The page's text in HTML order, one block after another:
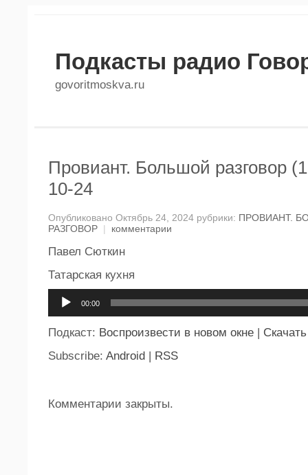
Подкасты радио
govoritmoskva.ru
Провиант. Большой разговор
10-24
Опубликовано Октябрь 24, 2024 рубрики: ПРОВИАНТ.
РАЗГОВОР | комментарии
Павел Сюткин
Татарская кухня
00:00
Подкаст: Воспроизвести в новом окне | Скачать
Subscribe: Android | RSS
Комментарии закрыты.